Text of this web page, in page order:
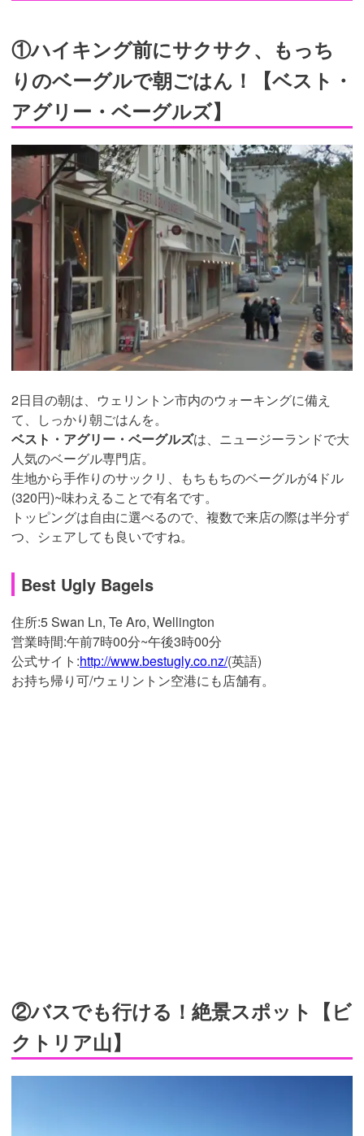
①ハイキング前にサクサク、もっち
りのベーグルで朝ごはん！【ベスト・
アグリー・ベーグルズ】
2日目の朝は、ウェリントン市内のウォーキングに備え
て、しっかり朝ごはんを。
ベスト・アグリー・ベーグルズは、ニュージーランドで大
人気のベーグル専門店。
生地から手作りのサックリ、もちもちのベーグルが4ドル
(320円)~味わえることで有名です。
トッピングは自由に選べるので、複数で来店の際は半分ず
つ、シェアしても良いですね。
Best Ugly Bagels
住所:5 Swan Ln, Te Aro, Wellington
営業時間:午前7時00分~午後3時00分
公式サイト:http://www.bestugly.co.nz/(英語)
お持ち帰り可/ウェリントン空港にも店舗有。
②バスでも行ける！絶景スポット【ビ
クトリア山】